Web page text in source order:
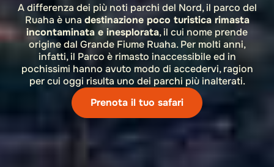
A differenza dei più noti parchi del Nord, il parco del
Ruaha è una destinazione poco turistica rimasta
incontaminata e inesplorata, il cui nome prende
origine dal Grande Fiume Ruaha. Per molti anni,
infatti, il Parco è rimasto inaccessibile ed in
pochissimi hanno avuto modo di accedervi, ragion
per cui oggi risulta uno dei parchi più inalterati.
Prenota il tuo safari